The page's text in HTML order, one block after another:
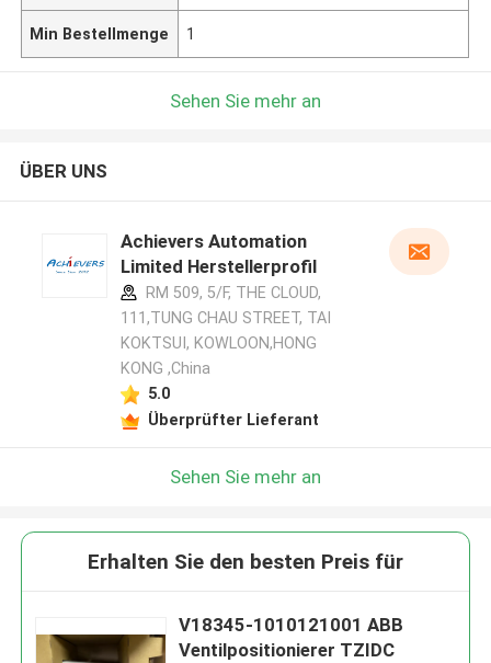
Min Bestellmenge 1
Sehen Sie mehr an
ÜBER UNS
Achievers Automation
Limited Herstellerprofil
RM 509, 5/F, THE CLOUD,
111,TUNG CHAU STREET, TAI
KOKTSUI, KOWLOON,HONG
KONG ,China
5.0
Überprüfter Lieferant
Sehen Sie mehr an
Erhalten Sie den besten Preis für
V18345-1010121001 ABB
Ventilpositionierer TZIDC